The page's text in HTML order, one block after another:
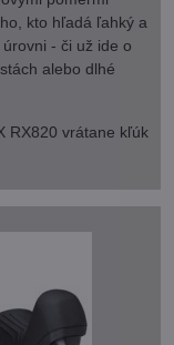
kto hľadá ľahký a
- či už ide o
alebo dlhé
RX820 vrátane kľúk